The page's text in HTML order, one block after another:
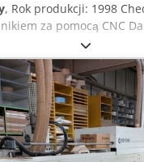
, Rok produkcji: 1998
za pomocą CNC